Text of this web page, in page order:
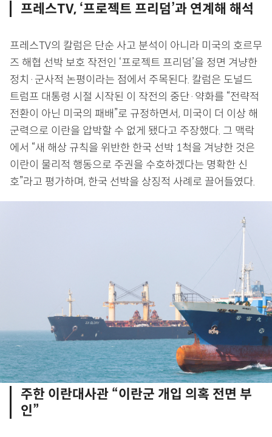
프레스TV, ‘프로젝트 프리덤’과 연계해 해석
프레스TV의 칼럼은 단순 사고 분석이 아니라 미국의 호르무
즈 해협 선박 보호 작전인 ‘프로젝트 프리덤’을 정면 겨냥한
정치·군사적 논평이라는 점에서 주목된다. 칼럼은 도널드
트럼프 대통령 시절 시작된 이 작전의 중단·약화를 “전략적
전환이 아닌 미국의 패배”로 규정하면서, 미국이 더 이상 해
군력으로 이란을 압박할 수 없게 됐다고 주장했다. 그 맥락
에서 “새 해상 규칙을 위반한 한국 선박 1척을 겨냥한 것은
이란이 물리적 행동으로 주권을 수호하겠다는 명확한 신
호”라고 평가하며, 한국 선박을 상징적 사례로 끌어들였다.
주한 이란대사관 “이란군 개입 의혹 전면 부
인”